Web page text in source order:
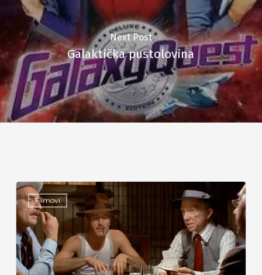
Next Post
Galaktička pustolovina
Filmovi